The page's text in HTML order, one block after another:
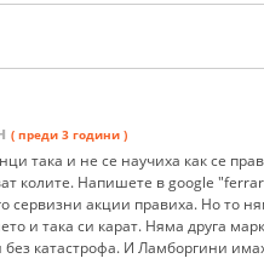
( преди 3 години )
така и не се научиха как се
колите. Напишете в google
сервизни акции правиха. Но то
и така си карат. Няма друга
без катастрофа. И Ламборгини